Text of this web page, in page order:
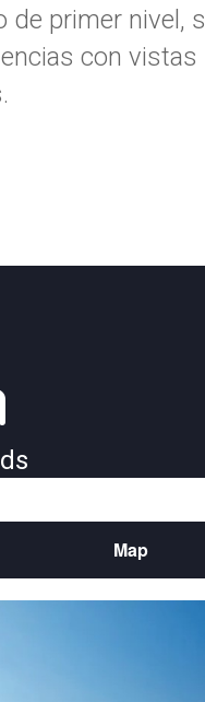
de primer nivel,
con
Map